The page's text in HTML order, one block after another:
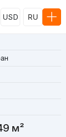
USD RU
м²